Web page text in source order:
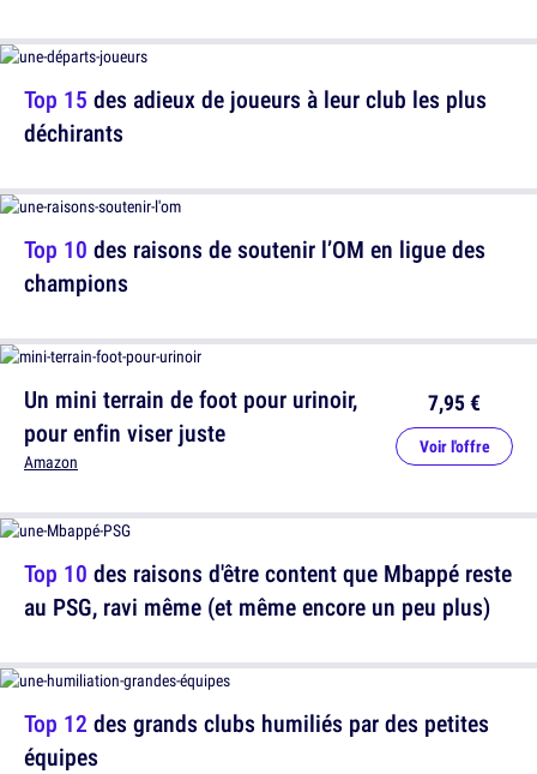
Top 15 des adieux de joueurs à leur club les plus
déchirants
Un mini terrain de foot pour urinoir,
pour enfin viser juste
Amazon
7,95 €
Voir l'offre
Top 12 des grands clubs humiliés par des petites
équipes
Top 10 des raisons de soutenir l’OM en ligue des
champions
Top 10 des raisons d'être content que Mbappé reste
au PSG, ravi même (et même encore un peu plus)